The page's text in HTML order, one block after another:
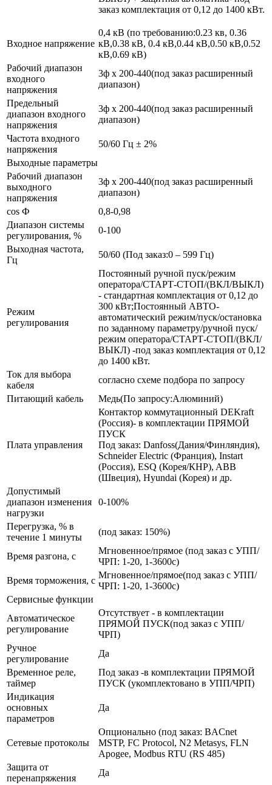
заказ комплектация от 0,12 до 1400 кВт.
Входное напряжение
0,4 кВ (по требованию:0.23 кв, 0.36
кВ,0.38 кВ, 0.4 кВ,0.44 кВ,0.50 кВ,0.52
кВ,0.69 кВ)
Рабочий диапазон
входного
напряжения
3ф х 200-440(под заказ расширенный
диапазон)
Предельный
диапазон входного
напряжения
3ф х 200-440(под заказ расширенный
диапазон)
Частота входного
напряжения
50/60 Гц ± 2%
Выходные параметры
Рабочий диапазон
выходного
напряжения
3ф х 200-440(под заказ расширенный
диапазон)
cos Ф
0,8-0,98
Диапазон системы
регулирования, %
0-100
Выходная частота,
Гц
50/60 (Под заказ:0 – 599 Гц)
Режим
регулирования
Постоянный ручной пуск/режим
оператора/СТАРТ-СТОП/(ВКЛ/ВЫКЛ)
- стандартная комплектация от 0,12 до
300 кВт;Постоянный АВТО-
автоматический режим/пуск/остановка
по заданному параметру/ручной пуск/
режим оператора/СТАРТ-СТОП/(ВКЛ/
ВЫКЛ) -под заказ комплектация от 0,12
до 1400 кВт.
Ток для выбора
кабеля
согласно схеме подбора по запросу
Питающий кабель
Медь(По запросу:Алюминий)
Плата управления
Контактор коммутационный DEKraft
(Россия)- в комплектации ПРЯМОЙ
ПУСК
Под заказ: Danfoss(Дания/Финляндия),
Schneider Electric (Франция), Instart
(Россия), ESQ (Корея/КНР), ABB
(Швеция), Hyundai (Корея) и др.
Допустимый
диапазон изменения
нагрузки
0-100%
Перегрузка, % в
течение 1 минуты
(под заказ: 150%)
Время разгона, с
Мгновенное/прямое (под заказ с УПП/
ЧРП: 1-20, 1-3600с)
Время торможения, с
Мгновенное/прямое(под заказ с УПП/
ЧРП: 1-20, 1-3600с)
Сервисные функции
Автоматическое
регулирование
Отсутствует - в комплектации
ПРЯМОЙ ПУСК(под заказ с УПП/
ЧРП)
Ручное
регулирование
Да
Временное реле,
таймер
Под заказ -в комплектации ПРЯМОЙ
ПУСК (укомплектовано в УПП/ЧРП)
Индикация
основных
параметров
Да
Сетевые протоколы
Опционально (под заказ: BACnet
MSTP, FC Protocol, N2 Metasys, FLN
Apogee, Modbus RTU (RS 485)
Защита от
перенапряжения
Да